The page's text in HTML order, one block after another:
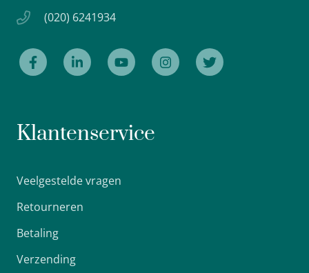
(020) 6241934
Klantenservice
Veelgestelde vragen
Retourneren
Betaling
Verzending